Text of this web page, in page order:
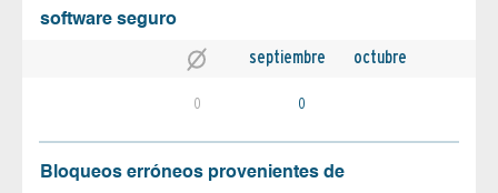
software seguro
septiembre octubre
0 0
Bloqueos erróneos provenientes de